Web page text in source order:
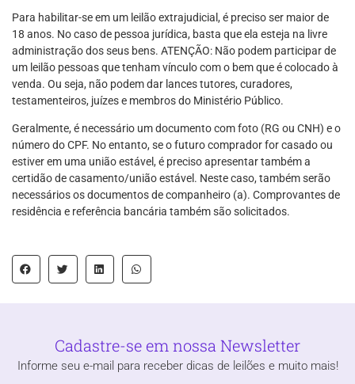
Para habilitar-se em um leilão extrajudicial, é preciso ser maior de
18 anos. No caso de pessoa jurídica, basta que ela esteja na livre
administração dos seus bens. ATENÇÃO: Não podem participar de
um leilão pessoas que tenham vínculo com o bem que é colocado à
venda. Ou seja, não podem dar lances tutores, curadores,
testamenteiros, juízes e membros do Ministério Público.
Geralmente, é necessário um documento com foto (RG ou CNH) e o
número do CPF. No entanto, se o futuro comprador for casado ou
estiver em uma união estável, é preciso apresentar também a
certidão de casamento/união estável. Neste caso, também serão
necessários os documentos de companheiro (a). Comprovantes de
residência e referência bancária também são solicitados.
Cadastre-se em nossa Newsletter
Informe seu e-mail para receber dicas de leilões e muito mais!